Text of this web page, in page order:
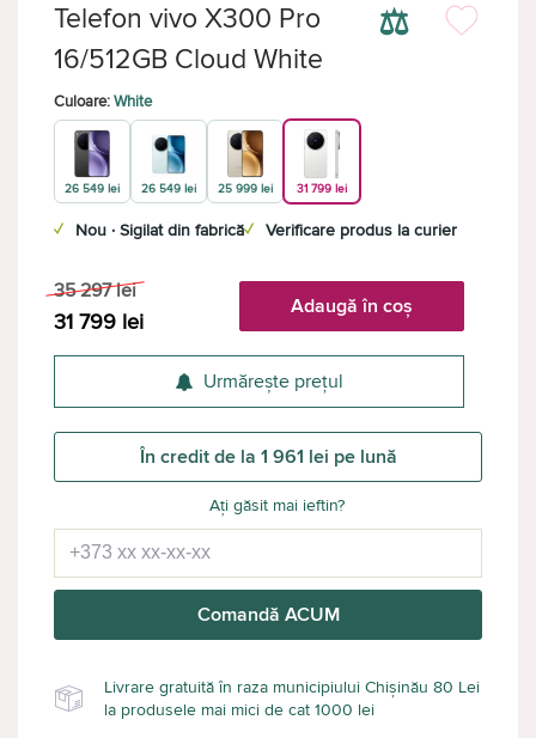
⚖
Telefon vivo X300 Pro
16/512GB Cloud White
Culoare:White
26 549 lei 26 549 lei 25 999 lei 31 799 lei
✓ Nou · Sigilat din fabrică✓ Verificare produs la curier
35 297 lei
31 799 lei
Adaugă în coș
Urmărește prețul
În credit de la 1 961 lei pe lună
Ați găsit mai ieftin?
Comandă ACUM
Livrare gratuită în raza municipiului Chișinău 80 Lei
la produsele mai mici de cat 1000 lei